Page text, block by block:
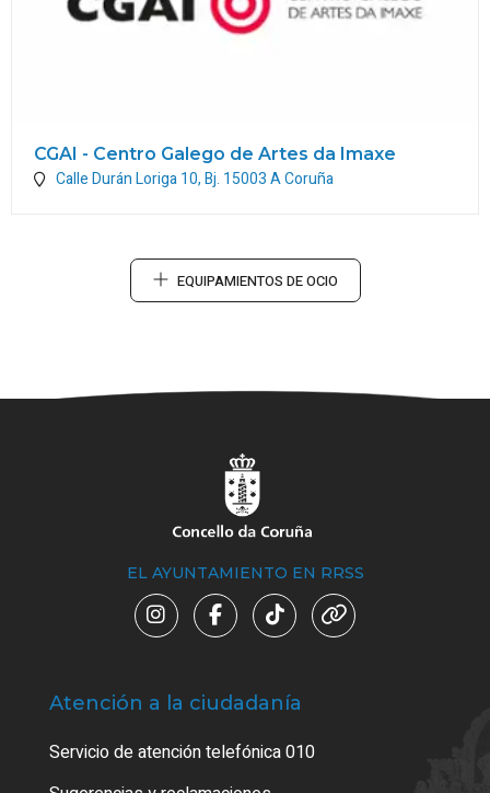
CGAI - Centro Galego de Artes da Imaxe
Calle Durán Loriga 10, Bj. 15003A Coruña
EQUIPAMIENTOS DE OCIO
EL AYUNTAMIENTO EN RRSS
Atención a la ciudadanía
Servicio de atención telefónica 010